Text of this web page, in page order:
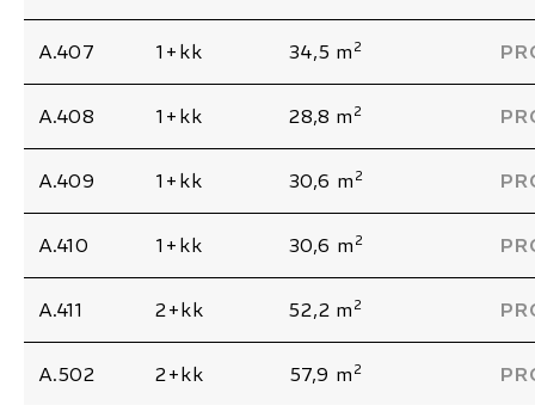
A.407 1+kk 34,5 m 2
A.408 1+kk 28,8 m 2
A.409 1+kk 30,6 m 2
A.410 1+kk 30,6 m 2
A.411 2+kk 52,2 m 2
A.502 2+kk 57,9 m 2